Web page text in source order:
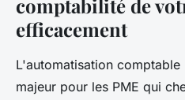
comptabilité de
efficacement
L'automatisation
majeur pour les PME qui